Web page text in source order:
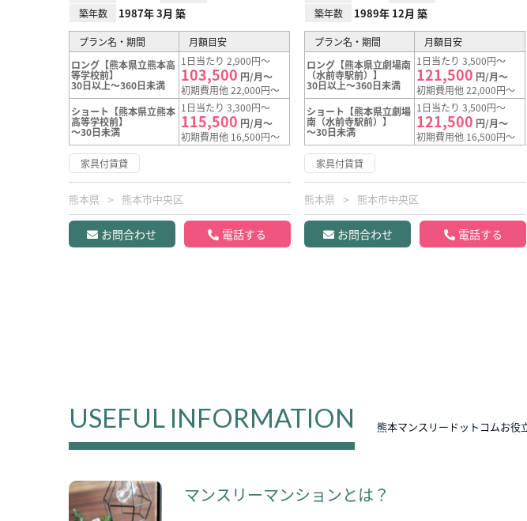
築年数 1987年 3月 築
プラン名・期間
月額目安
ロング【熊本県立熊本高
等学校前】
30日以上～360日未満
1日当たり 2,900円～
103,500 円/月～
初期費用他 22,000円～
ショート【熊本県立熊本
高等学校前】
～30日未満
1日当たり 3,300円～
115,500 円/月～
初期費用他 16,500円～
家具付賃貸
熊本県 熊本市中央区
お問合わせ 電話する
築年数 1989年 12月 築
プラン名・期間
月額目安
ロング【熊本県立劇場南
（水前寺駅前）】
30日以上～360日未満
1日当たり 3,500円～
121,500 円/月～
初期費用他 22,000円～
ショート【熊本県立劇場
南（水前寺駅前）】
～30日未満
1日当たり 3,500円～
121,500 円/月～
初期費用他 16,500円～
家具付賃貸
熊本県 熊本市中央区
お問合わせ 電話する
USEFUL INFORMATION 熊本マンスリードットコムお役
マンスリーマンションとは？